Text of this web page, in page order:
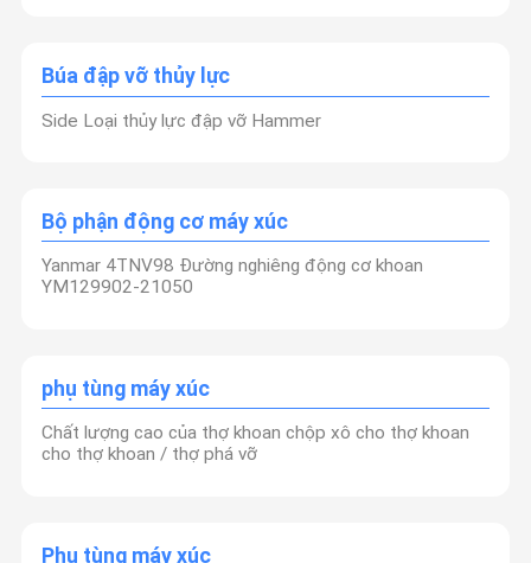
Búa đập vỡ thủy lực
Side Loại thủy lực đập vỡ Hammer
Bộ phận động cơ máy xúc
Yanmar 4TNV98 Đường nghiêng động cơ khoan
YM129902-21050
phụ tùng máy xúc
Chất lượng cao của thợ khoan chộp xô cho thợ khoan
cho thợ khoan / thợ phá vỡ
Phụ tùng máy xúc